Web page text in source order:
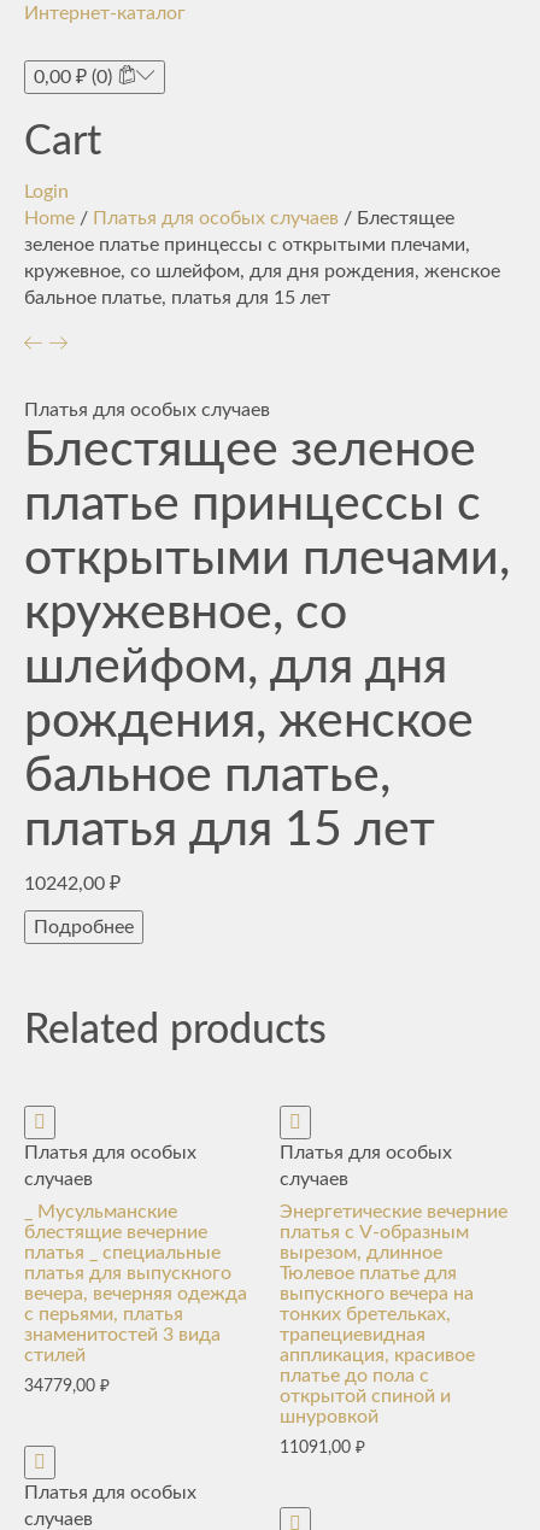
Интернет-каталог
0,00 ₽ (0)
Cart
Login
Home / Платья для особых случаев / Блестящее
зеленое платье принцессы с открытыми плечами,
кружевное, со шлейфом, для дня рождения, женское
бальное платье, платья для 15 лет
Платья для особых случаев
Блестящее зеленое
платье принцессы с
открытыми плечами,
кружевное, со
шлейфом, для дня
рождения, женское
бальное платье,
платья для 15 лет
10242,00 ₽
Подробнее
Related products
Платья для особых
случаев
_ Мусульманские
блестящие вечерние
платья _ специальные
платья для выпускного
вечера, вечерняя одежда
с перьями, платья
знаменитостей 3 вида
стилей
34779,00 ₽
Платья для особых
случаев
Платья для особых
случаев
Энергетические вечерние
платья с V-образным
вырезом, длинное
Тюлевое платье для
выпускного вечера на
тонких бретельках,
трапециевидная
аппликация, красивое
платье до пола с
открытой спиной и
шнуровкой
11091,00₽